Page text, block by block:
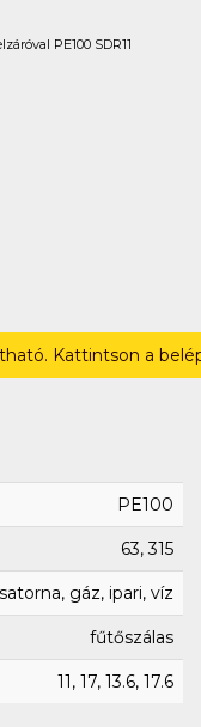
PE100 SDR11
Kattintson a
PE100
63, 315
gáz, ipari, víz
fűtőszálas
11, 17, 13.6, 17.6